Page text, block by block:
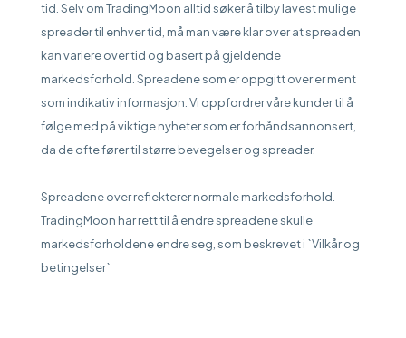
tid. Selv om TradingMoon alltid søker å tilby lavest mulige
spreader til enhver tid, må man være klar over at spreaden
kan variere over tid og basert på gjeldende
markedsforhold. Spreadene som er oppgitt over er ment
som indikativ informasjon. Vi oppfordrer våre kunder til å
følge med på viktige nyheter som er forhåndsannonsert,
da de ofte fører til større bevegelser og spreader.
Spreadene over reflekterer normale markedsforhold.
TradingMoon har rett til å endre spreadene skulle
markedsforholdene endre seg, som beskrevet i `Vilkår og
betingelser`